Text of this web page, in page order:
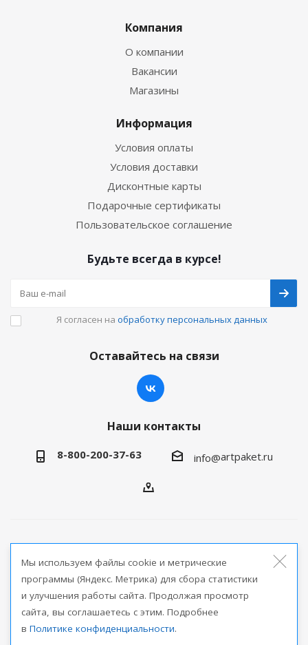
Компания
О компании
Вакансии
Магазины
Информация
Условия оплаты
Условия доставки
Дисконтные карты
Подарочные сертификаты
Пользовательское соглашение
Будьте всегда в курсе!
Я согласен на обработку персональных данных
Оставайтесь на связи
Наши контакты
8-800-200-37-63 info@artpaket.ru
продукции
Версия для печати
Мы используем файлы cookie и метрические
программы (Яндекс. Метрика) для сбора статистики
и улучшения работы сайта. Продолжая просмотр
сайта, вы соглашаетесь с этим. Подробнее
в Политике конфиденциальности.